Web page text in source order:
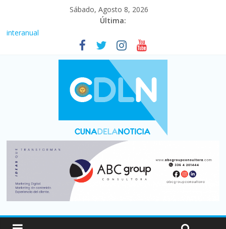
Sábado, Agosto 8, 2026
Última:
Fuerte caída de la venta de autos usados en julio: bajó un 12,6%
Central venció 1 a 0 al River de Coudet en el Monumental
La morosidad alcanzó su nivel más alto en dos décadas y ya
afecta a 400 mil deudores en Santa Fe
Desde que asumió Milei cerraron 41.000 kioscos: el sector
denuncia crisis como en 2001
Vacaciones de invierno con más movimiento y consumo
turístico: 4,6 millones de personas viajaron por el país, un 5,9%